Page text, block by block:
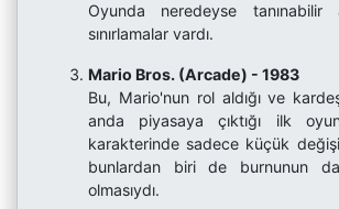
Oyunda neredeyse tanınabilir
sınırlamalar vardı.
Mario Bros. (Arcade) - 1983
Bu, Mario'nun rol aldığı ve
anda piyasaya çıktığı ilk
karakterinde sadece küçük
bunlardan biri de burnunun
olmasıydı.